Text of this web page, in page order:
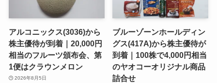
アルコニックス(3036)から
株主優待が到着｜20,000円
相当のフルーツ頒布会、第
1便はクラウンメロン
2026年8月5日
ブルーゾーンホールディン
グス(417A)から株主優待が
到着｜100株で4,000円相当
のヤオコーオリジナル商品
詰合せ